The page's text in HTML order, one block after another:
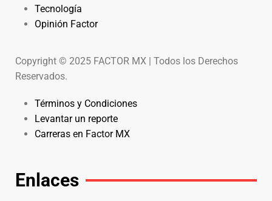
Tecnología
Opinión Factor
Copyright © 2025 FACTOR MX | Todos los Derechos
Reservados.
Términos y Condiciones
Levantar un reporte
Carreras en Factor MX
Enlaces